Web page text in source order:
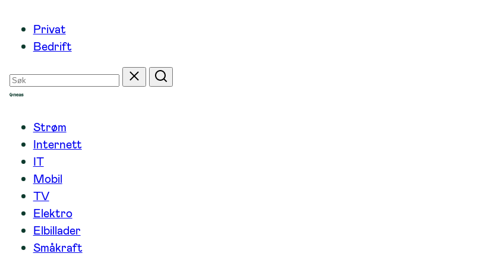
innhold
Privat
Bedrift
Søk
etter
Tilbakestill
Søk
Strøm
Internett
IT
Mobil
TV
Elektro
Elbillader
Småkraft